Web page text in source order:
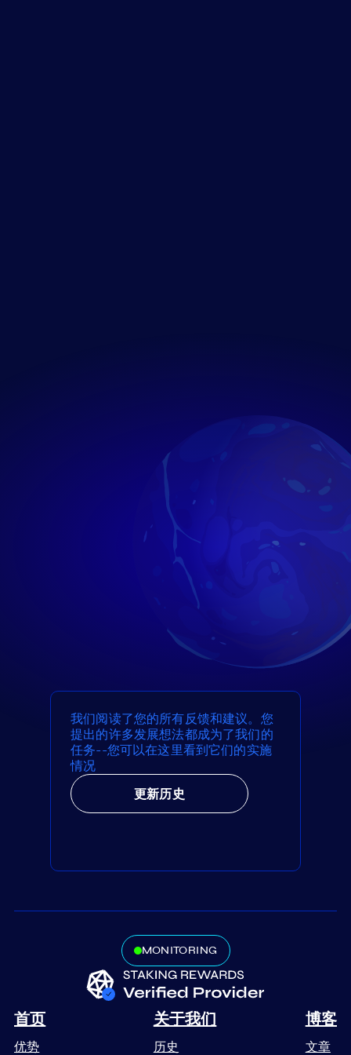
我们阅读了您的所有反馈和建议。您
提出的许多发展想法都成为了我们的
任务--您可以在这里看到它们的实施
情况
更新历史
MONITORING
首页
优势
关于我们
历史
博客
文章